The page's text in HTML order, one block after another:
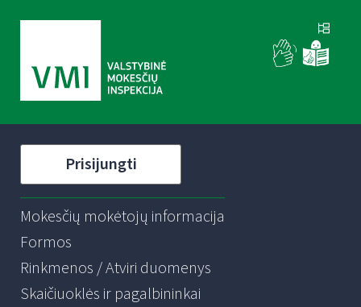
Prisijungti
Mokesčių mokėtojų informacija
Formos
Rinkmenos / Atviri duomenys
Skaičiuoklės ir pagalbininkai